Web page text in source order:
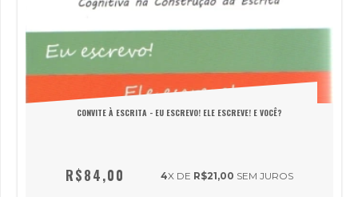
CONVITE À ESCRITA - EU ESCREVO! ELE ESCREVE! E VOCÊ?
R$84,00 4X DE R$21,00 SEM JUROS